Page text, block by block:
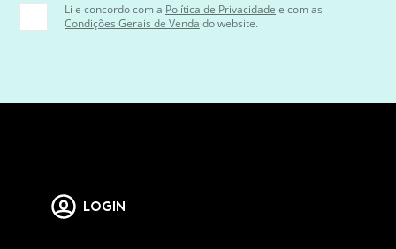
Li e concordo com a Política de Privacidade e com as
Condições Gerais de Venda do website.
LOGIN